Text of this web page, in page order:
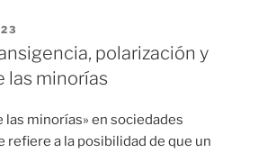
polarización y
las minorías
las minorías» en sociedades
refiere a la posibilidad de que un